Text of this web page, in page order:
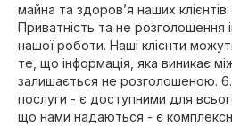
майна та здоров’я наших клієнтів.
Приватність та не розголошення
нашої роботи. Наші клієнти
те, що інформація, яка виникає
залишається не розголошеною.
послуги - є доступними для
що нами надаються - є